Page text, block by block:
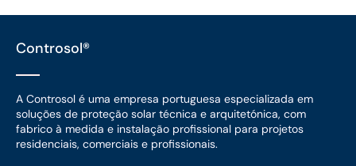
Controsol®
A Controsol é uma empresa portuguesa especializada em
soluções de proteção solar técnica e arquitetónica, com
fabrico à medida e instalação profissional para projetos
residenciais, comerciais e profissionais.